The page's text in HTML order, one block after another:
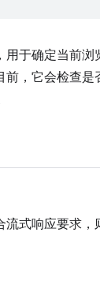
用于确定当前浏
前，它会检查是
流式响应要求，